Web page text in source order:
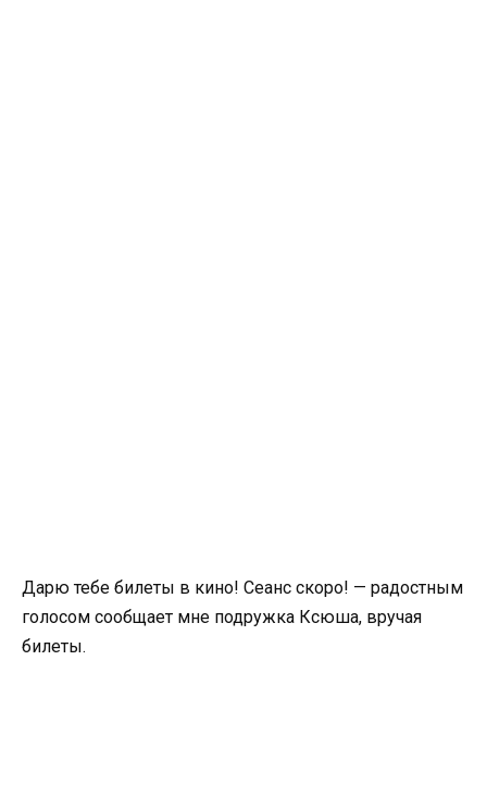
Дарю тебе билеты в кино! Сеанс скоро! — радостным
голосом сообщает мне подружка Ксюша, вручая
билеты.